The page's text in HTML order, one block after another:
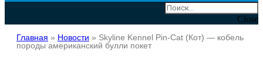
Close
Главная » Новости » Skyline Kennel Pin-Cat (Кот) — кобель
породы американский булли покет